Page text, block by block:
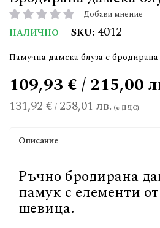
рейтинг: Добави мнение
НАЛИЧНО SKU 4012
Памучна дамска блуза с
131,92 €/ 258,01 лв.
109,93 € / 215,00
Описание
Ръчно бродирана
памук с елементи
шевица.